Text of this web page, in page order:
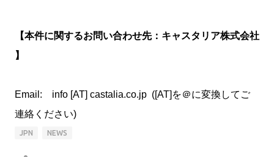
【本件に関するお問い合わせ先：キャスタリア株式会社
】
Email: info [AT] castalia.co.jp ([AT]を＠に変換してご
連絡ください)
JPN NEWS